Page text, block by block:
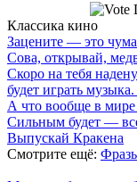
Классика кино
Зацените — это чума
Сова, открывай,
Скоро на тебя
будет играть
А что вообще в мире
Сильным будет —
Выпускай Кракена
Смотрите ещё: